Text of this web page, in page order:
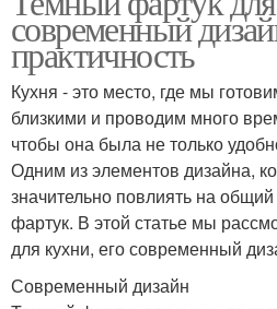
современный
практичность
Кухня - это место, где мы
близкими и проводим много
чтобы она была не только
Одним из элементов дизайна,
значительно повлиять на
фартук. В этой статье мы
для кухни, его современный
Современный дизайн